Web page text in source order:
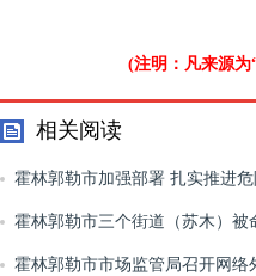
(注明：凡来源
相关阅读
霍林郭勒市加强部署 扎实推进
置工作
霍林郭勒市三个街道（苏木）被
区级卫生街道
霍林郭勒市市场监管局召开网络